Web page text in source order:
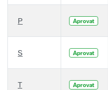
P Aprovat
S Aprovat
T Aprovat